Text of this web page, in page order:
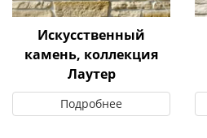
Искусственный
камень, коллекция
Лаутер
Подробнее